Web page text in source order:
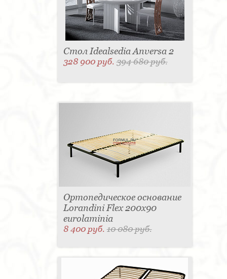
Стол Idealsedia Anversa 2
328 900 руб.394 680 руб.
Ортопедическое основание
Lorandini Flex 200x90
eurolaminia
8 400 руб.10 080 руб.